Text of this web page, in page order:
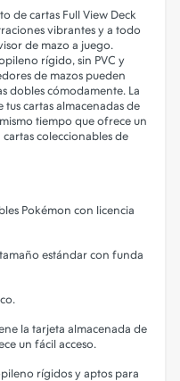
de cartas Full View Deck
vibrantes y a todo
de mazo a juego.
rígido, sin PVC y
de mazos pueden
dobles cómodamente. La
cartas almacenadas de
tiempo que ofrece un
coleccionables de
Pokémon con licencia
estándar con funda
la tarjeta almacenada de
un fácil acceso.
rígidos y aptos para